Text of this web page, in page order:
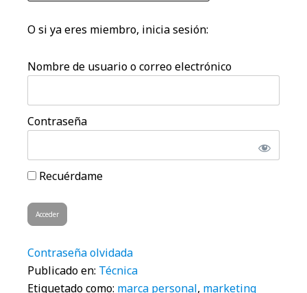
O si ya eres miembro, inicia sesión:
Nombre de usuario o correo electrónico
Contraseña
Recuérdame
Contraseña olvidada
Publicado en: Técnica
Etiquetado como: marca personal, marketing